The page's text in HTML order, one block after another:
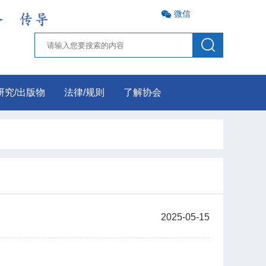
微信
究/出版物 法律/规则 了解协会
2025-05-15